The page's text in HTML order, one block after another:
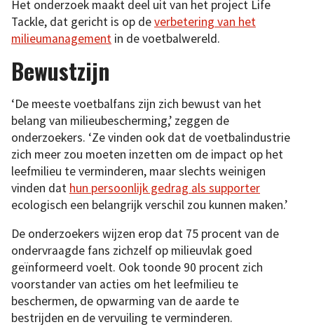
Het onderzoek maakt deel uit van het project Life
Tackle, dat gericht is op deverbetering van het
milieumanagement in de voetbalwereld.
Bewustzijn
‘De meeste voetbalfans zijn zich bewust van het
belang van milieubescherming,’ zeggen de
onderzoekers. ‘Ze vinden ook dat de voetbalindustrie
zich meer zou moeten inzetten om de impact op het
leefmilieu te verminderen, maar slechts weinigen
vinden dat hun persoonlijk gedrag als supporter
ecologisch een belangrijk verschil zou kunnen maken.’
De onderzoekers wijzen erop dat 75 procent van de
ondervraagde fans zichzelf op milieuvlak goed
geïnformeerd voelt. Ook toonde 90 procent zich
voorstander van acties om het leefmilieu te
beschermen, de opwarming van de aarde te
bestrijden en de vervuiling te verminderen.